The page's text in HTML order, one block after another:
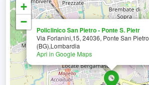
Policlinico San Pietro - Ponte S. Pietr
Via Forlanini,15, 24036, Ponte San Pietro
(BG),Lombardia
Apri in Google Maps
+
−